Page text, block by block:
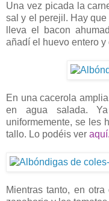
Una vez picada la
sal y el perejil. Hay
lleva el bacon
añadí el huevo entero
En una cacerola
en agua salada.
uniformemente, se les
tallo. Lo podéis ver aquí.
Mientras tanto, en